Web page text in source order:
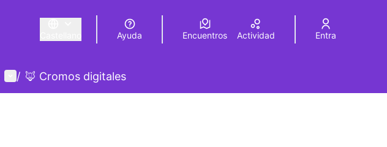
Triar la llengua Elegir el idioma Choose language
Ayuda Encuentros Actividad Entra
Menú de usuario
/ 🦊 Cromos digitales